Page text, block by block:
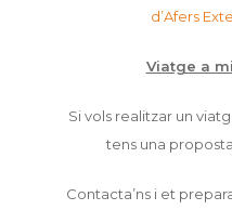
d’Afers
Viatge a
Si vols realitzar un
tens una
Contacta’ns i et